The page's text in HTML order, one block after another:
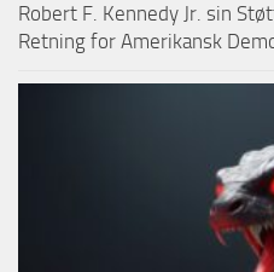
Robert F. Kennedy Jr. sin
Retning for Amerikansk